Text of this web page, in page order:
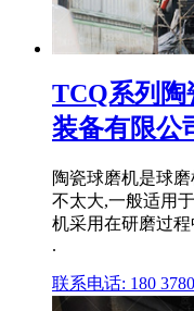
TCQ系列陶
装备有限公
陶瓷球磨机是球
不太大,一般适用
机采用在研磨过
.
联系电话: 180